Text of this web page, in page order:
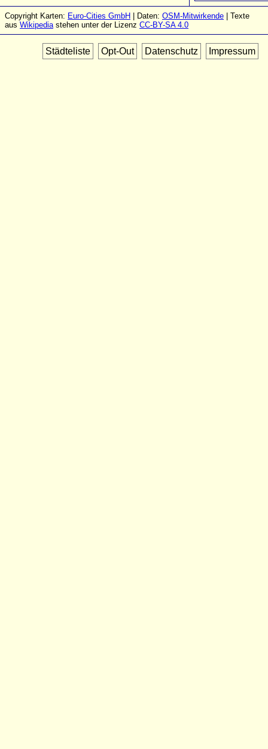
Copyright Karten: Euro-Cities GmbH | Daten: OSM-Mitwirkende | Texte
aus Wikipediastehen unter der Lizenz CC-BY-SA 4.0
Städteliste Opt-Out Datenschutz Impressum